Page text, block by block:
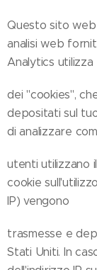
Questo sito web
analisi web
Analytics utilizza
dei "cookies",
depositati sul
di analizzare
utenti utilizzano
cookie
IP) vengono
trasmesse e
Stati Uniti. In